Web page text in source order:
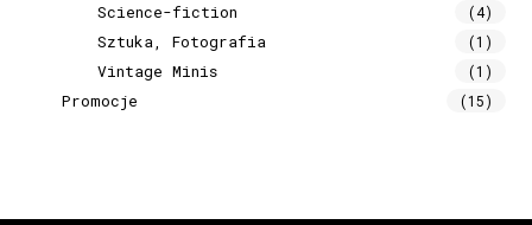
Science-fiction (4)
Sztuka, Fotografia (1)
Vintage Minis (1)
Promocje (15)